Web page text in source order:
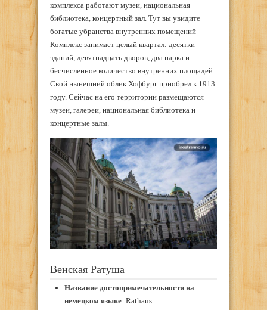
комплекса работают музеи, национальная
библиотека, концертный зал. Тут вы увидите
богатые убранства внутренних помещений
Комплекс занимает целый квартал: десятки
зданий, девятнадцать дворов, два парка и
бесчисленное количество внутренних площадей.
Свой нынешний облик Хофбург приобрел к 1913
году. Сейчас на его территории размещаются
музеи, галереи, национальная библиотека и
концертные залы.
Венская Ратуша
Название достопримечательности на
немецком языке: Rathaus